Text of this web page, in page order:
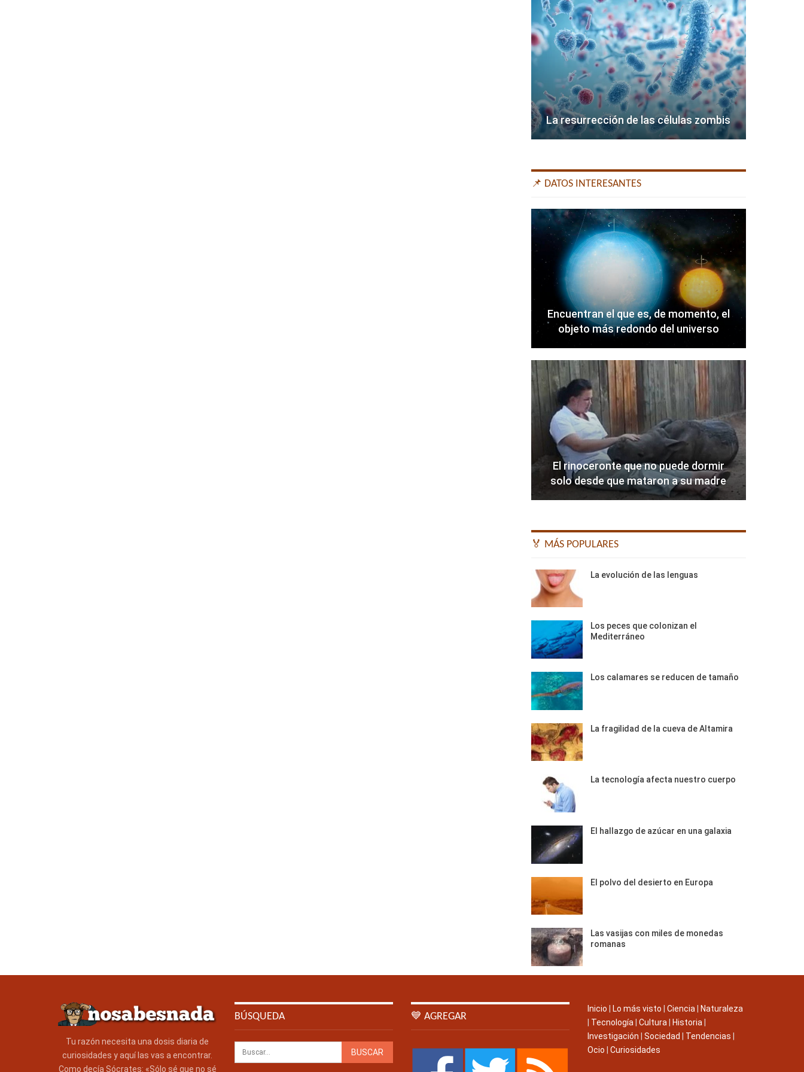
La resurrección de las células zombis
📌 DATOS INTERESANTES
Encuentran el que es, de momento, el
objeto más redondo del universo
El rinoceronte que no puede dormir
solo desde que mataron a su madre
🏅 MÁS POPULARES
La evolución de las lenguas
Los peces que colonizan el
Mediterráneo
Los calamares se reducen de tamaño
La fragilidad de la cueva de Altamira
La tecnología afecta nuestro cuerpo
El hallazgo de azúcar en una galaxia
El polvo del desierto en Europa
Las vasijas con miles de monedas
romanas
Tu razón necesita una dosis diaria de
curiosidades y aquí las vas a encontrar.
Como decía Sócrates: «Sólo sé que no sé
BÚSQUEDA 💙 AGREGAR
Inicio Lo más visto Ciencia
Naturaleza
Tecnología Cultura Historia
Investigación
Sociedad Tendencias
Ocio
Curiosidades